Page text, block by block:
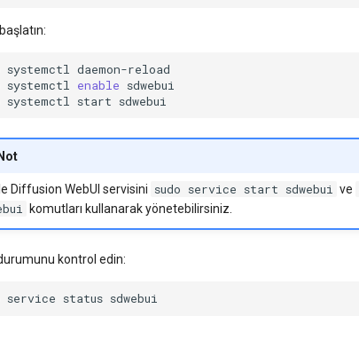
systemctl
systemctl enable
systemctl start
Not
Diffusion WebUI servisini sudo service start sdwebui ve
komutları kullanarak yönetebilirsiniz.
kontrol edin:
service status